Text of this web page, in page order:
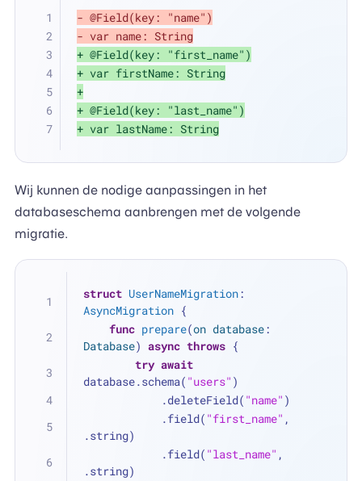
- @Field(key: "name")
- var name: String
+ @Field(key: "first_name")
+ var firstName: String
+
+ @Field(key: "last_name")
+ var lastName: String
Wij kunnen de nodige aanpassingen in het
databaseschema aanbrengen met de volgende
migratie.
struct UserNameMigration
AsyncMigration {
func prepare(on database
Database) async throws {
try await
database.schema( "users" )
            .deleteField(
"name" )
            .field(
"first_name" ,
.string)
            .field(
"last_name" ,
.string)